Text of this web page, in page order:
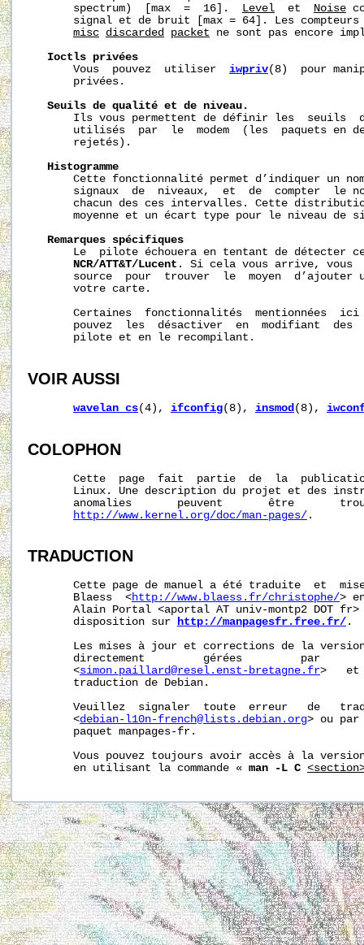
       spectrum)  [max  =  16].
Level
  et
Noise
signal et de bruit [max = 64]. Les
misc discarded packet ne sont pas encore
Ioctls privées
       Vous  pouvez  utiliser
iwpriv(8)  pour
       privées.
Seuils de qualité et de niveau.
Ils vous permettent de définir les  seuils
utilisés  par  le  modem  (les  paquets en
       rejetés).
Histogramme
Cette fonctionnalité permet d’indiquer un
signaux  de  niveaux,  et  de  compter  le
chacun des ces intervalles. Cette
moyenne et un écart type pour le niveau de
Remarques spécifiques
Le  pilote échouera en tentant de détecter
NCR/ATT&T/Lucent . Si cela vous arrive, vous
source  pour  trouver  le  moyen  d’ajouter
       votre carte.
Certaines  fonctionnalités  mentionnées
pouvez  les  désactiver  en  modifiant  des
       pilote et en le recompilant.
VOIR AUSSI
wavelan_cs(4), ifconfig(8), insmod (8),
COLOPHON
Cette  page  fait  partie  de  la
Linux. Une description du projet et des
anomalies       peuvent       être
http://www.kernel.org/doc/man-pages/ .
TRADUCTION
Cette page de manuel a été traduite  et
       Blaess  <
http://www.blaess.fr/christophe/>
Alain Portal <aportal AT univ-montp2 DOT
       disposition sur
http://manpagesfr.free.fr/ .
Les mises à jour et corrections de la
directement         gérées         par
       <
simon.paillard@resel.enst-bretagne.fr>   et
       traduction de Debian.
Veuillez  signaler  toute  erreur   de
       <
debian-l10n-french@lists.debian.org> ou par
       paquet manpages-fr.
Vous pouvez toujours avoir accès à la
       en utilisant la commande «
man -L C